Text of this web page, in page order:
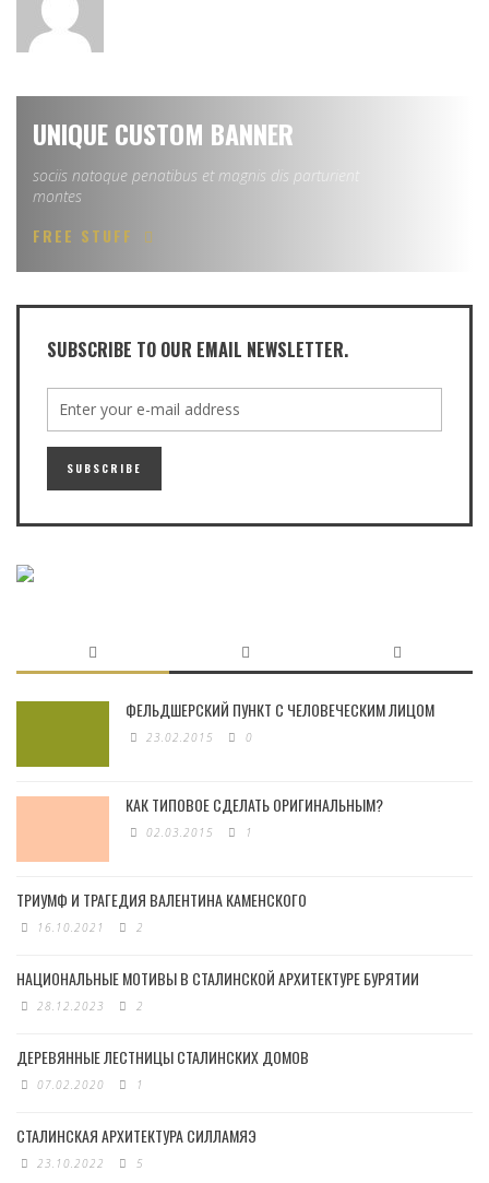
UNIQUE CUSTOM BANNER
sociis natoque penatibus et magnis dis parturient
montes
FREE STUFF
SUBSCRIBE TO OUR EMAIL NEWSLETTER.
ФЕЛЬДШЕРСКИЙ ПУНКТ С ЧЕЛОВЕЧЕСКИМ ЛИЦОМ
23.02.2015 0
КАК ТИПОВОЕ СДЕЛАТЬ ОРИГИНАЛЬНЫМ?
02.03.2015 1
ТРИУМФ И ТРАГЕДИЯ ВАЛЕНТИНА КАМЕНСКОГО
16.10.2021 2
НАЦИОНАЛЬНЫЕ МОТИВЫ В СТАЛИНСКОЙ АРХИТЕКТУРЕ БУРЯТИИ
28.12.2023 2
ДЕРЕВЯННЫЕ ЛЕСТНИЦЫ СТАЛИНСКИХ ДОМОВ
07.02.2020 1
СТАЛИНСКАЯ АРХИТЕКТУРА СИЛЛАМЯЭ
23.10.2022 5